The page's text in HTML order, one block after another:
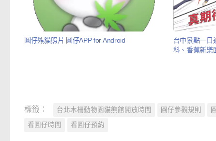
圓仔熊貓照片 圓仔APP for Android
台中景點一日
科、香蕉新樂
標籤： 台北木柵動物園貓熊館開放時間 圓仔參觀規則
看圓仔時間 看圓仔預約